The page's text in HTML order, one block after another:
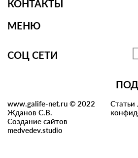
КОНТАКТЫ
МЕНЮ
СОЦ СЕТИ
www.galife-net.ru © 2022
Жданов С.В.
Создание сайтов
medvedev.studio
Статьи